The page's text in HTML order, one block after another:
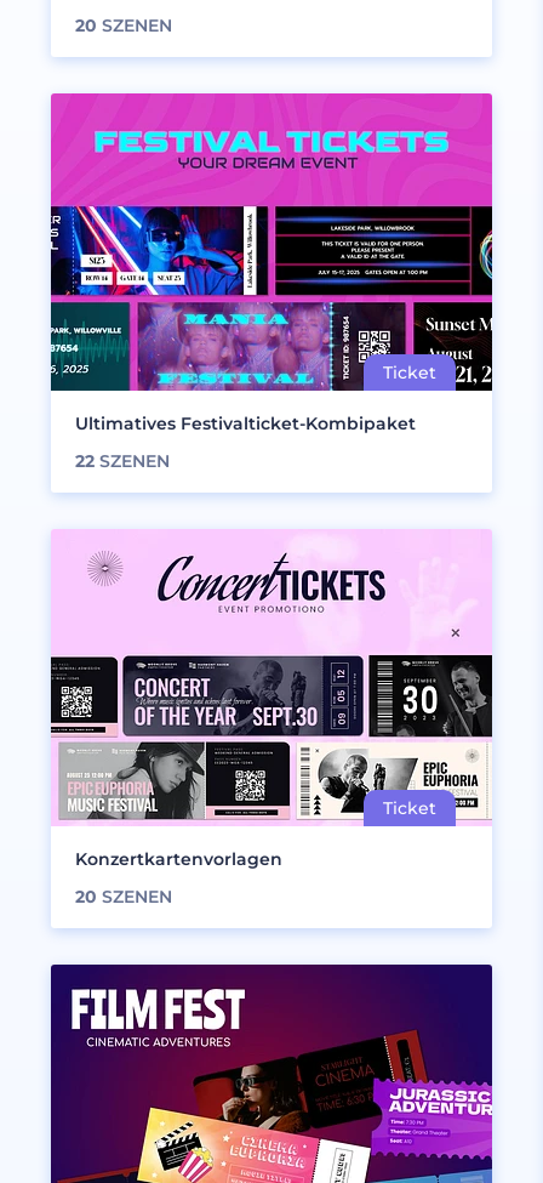
20 SZENEN
Ultimatives Festivalticket-Kombipaket
22 SZENEN
Konzertkartenvorlagen
20 SZENEN